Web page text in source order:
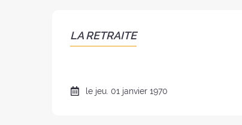
LA RETRAITE
Date
le jeu. 01 janvier 1970